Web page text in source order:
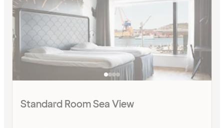
Standard Room Sea View